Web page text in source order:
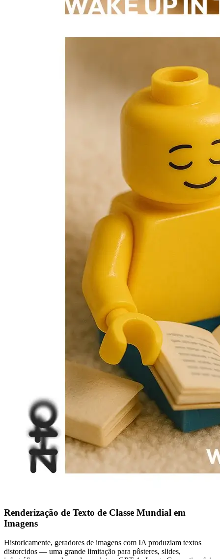
Renderização de Texto de Classe Mundial em
Imagens
Historicamente, geradores de imagens com IA produziam textos
distorcidos — uma grande limitação para pôsteres, slides,